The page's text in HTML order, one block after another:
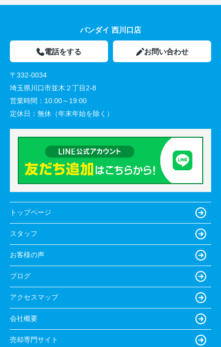
バンダイ 西川口店
電話をする お問い合わせ
〒332-0034
埼玉県川口市並木２丁目2-8
営業時間： 10:00～19:00
定休日： 無休（年末年始を除く）
トップページ
スタッフ
お客様の声
ブログ
アクセスマップ
会社概要
売却専門サイト